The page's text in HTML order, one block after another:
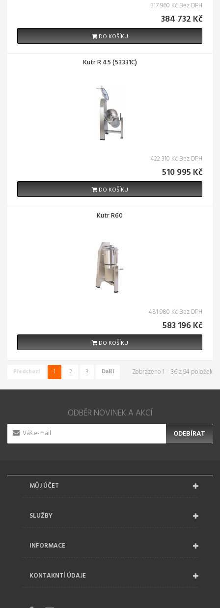
317 960 Kč Bez DPH
384 732 Kč
DO KOŠÍKU
Kutr R 45 (53331C)
422 310 Kč Bez DPH
510 995 Kč
DO KOŠÍKU
Kutr R60
481 980 Kč Bez DPH
583 196 Kč
DO KOŠÍKU
Zobrazeno 1 – 36 z 94 položek
Předchozí 1 2 3 Další
ODBĚR NOVINEK A AKCÍ
ODEBÍRAT
MŮJ ÚČET
SLUŽBY
INFORMACE
KONTAKNTÍ ÚDAJE